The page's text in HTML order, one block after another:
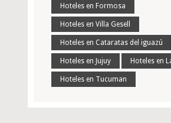
Hoteles en Formosa
Hoteles en Villa Gesell
Hoteles en Cataratas del iguazú
Hoteles en Jujuy Hoteles en
Hoteles en Tucuman